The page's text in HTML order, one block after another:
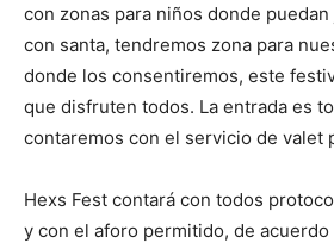
con zonas para niños donde
con santa, tendremos zona para
donde los consentiremos, este
que disfruten todos. La entrada es
contaremos con el servicio de valet
Hexs Fest contará con todos
y con el aforo permitido, de